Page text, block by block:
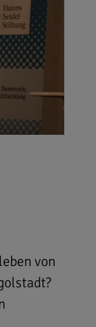
von